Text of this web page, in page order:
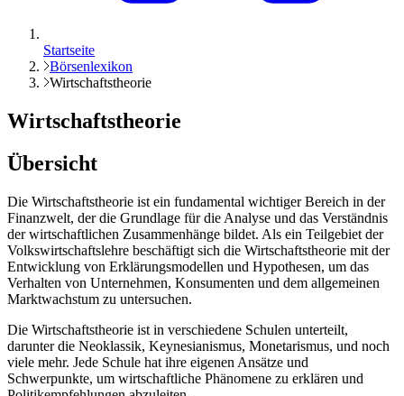
Startseite
Börsenlexikon
Wirtschaftstheorie
Wirtschaftstheorie
Übersicht
Die Wirtschaftstheorie ist ein fundamental wichtiger Bereich in der
Finanzwelt, der die Grundlage für die Analyse und das Verständnis
der wirtschaftlichen Zusammenhänge bildet. Als ein Teilgebiet der
Volkswirtschaftslehre beschäftigt sich die Wirtschaftstheorie mit der
Entwicklung von Erklärungsmodellen und Hypothesen, um das
Verhalten von Unternehmen, Konsumenten und dem allgemeinen
Marktwachstum zu untersuchen.
Die Wirtschaftstheorie ist in verschiedene Schulen unterteilt,
darunter die Neoklassik, Keynesianismus, Monetarismus, und noch
viele mehr. Jede Schule hat ihre eigenen Ansätze und
Schwerpunkte, um wirtschaftliche Phänomene zu erklären und